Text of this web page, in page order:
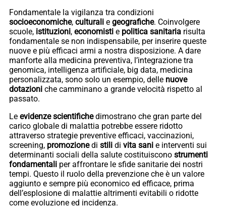
Fondamentale la vigilanza tra condizioni
socioeconomiche, culturali e geografiche. Coinvolgere
scuole, istituzioni, economisti e politica sanitaria risulta
fondamentale se non indispensabile, per inserire queste
nuove e più efficaci armi a nostra disposizione. A dare
manforte alla medicina preventiva, l’integrazione tra
genomica, intelligenza artificiale, big data, medicina
personalizzata, sono solo un esempio, delle nuove
dotazioni che camminano a grande velocità rispetto al
passato.
Le evidenze scientifichedimostrano che gran parte del
carico globale di malattia potrebbe essere ridotto
attraverso strategie preventive efficaci, vaccinazioni,
screening, promozionedi stili di vita sani e interventi sui
determinanti sociali della salute costituiscono strumenti
fondamentali per affrontare le sfide sanitarie dei nostri
tempi. Questo il ruolo della prevenzione che è un valore
aggiunto e sempre più economico ed efficace, prima
dell’esplosione di malattie altrimenti evitabili o ridotte
come evoluzione ed incidenza.